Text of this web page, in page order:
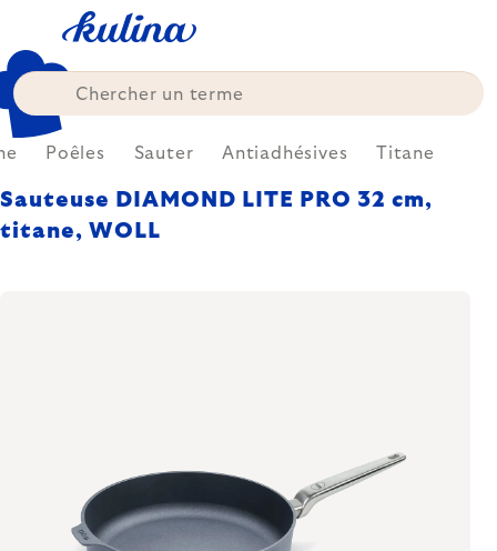
content
Poêles Sauter Antiadhésives Titane
Sauteuse DIAMOND LITE PRO 32 cm,
titane, WOLL